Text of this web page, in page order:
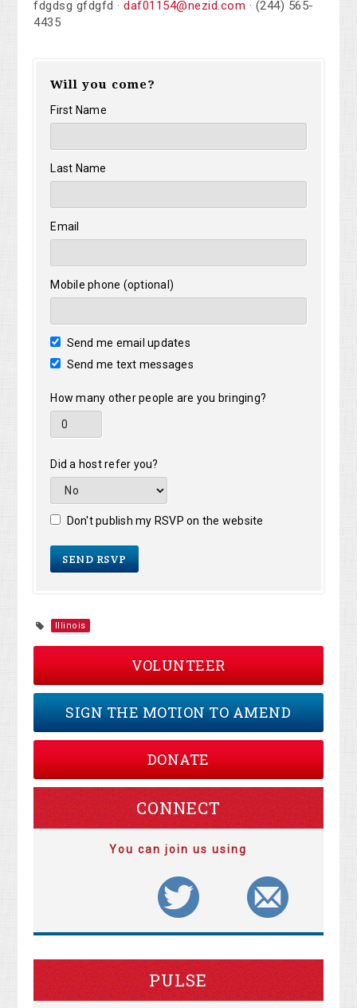
fdgdsg gfdgfd ·daf01154@nezid.com · (244) 565-
4435
Will you come?
First Name
Last Name
Email
Mobile phone (optional)
Send me email updates
Send me text messages
How many other people are you bringing?
Did a host refer you?
Don't publish my RSVP on the website
Illinois
VOLUNTEER
SIGN THE MOTION TO AMEND
DONATE
CONNECT
You can join us using
PULSE